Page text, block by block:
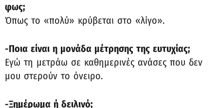
φως;
Όπως το «πολύ» κρύβεται στο «λίγο».
-Ποια είναι η μονάδα μέτρησης της ευτυχίας;
Εγώ τη μετράω σε καθημερινές ανάσες που δεν
μου στερούν το όνειρο.
-Ξημέρωμα ή δειλινό;